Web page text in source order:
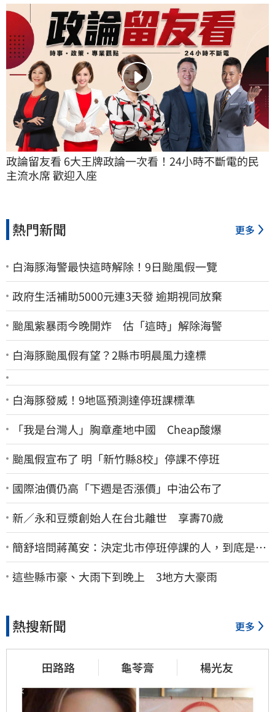
政論留友看 6大王牌政論一次看！24小時不斷電的民
主流水席 歡迎入座
熱門新聞 更多
白海豚海警最快這時解除！9日颱風假一覽
政府生活補助5000元連3天發 逾期視同放棄
颱風紫暴雨今晚開炸 估「這時」解除海警
白海豚颱風假有望？2縣市明晨風力達標
白海豚發威！9地區預測達停班課標準
「我是台灣人」胸章產地中國 Cheap酸爆
颱風假宣布了 明「新竹縣8校」停課不停班
國際油價仍高「下週是否漲價」中油公布了
新／永和豆漿創始人在台北離世 享壽70歲
簡舒培問蔣萬安：決定北市停班停課的人，到底是台
北市長，還是氣象署？
這些縣市豪、大雨下到晚上 3地方大豪雨
熱搜新聞 更多
田路路 龜苓膏 楊光友